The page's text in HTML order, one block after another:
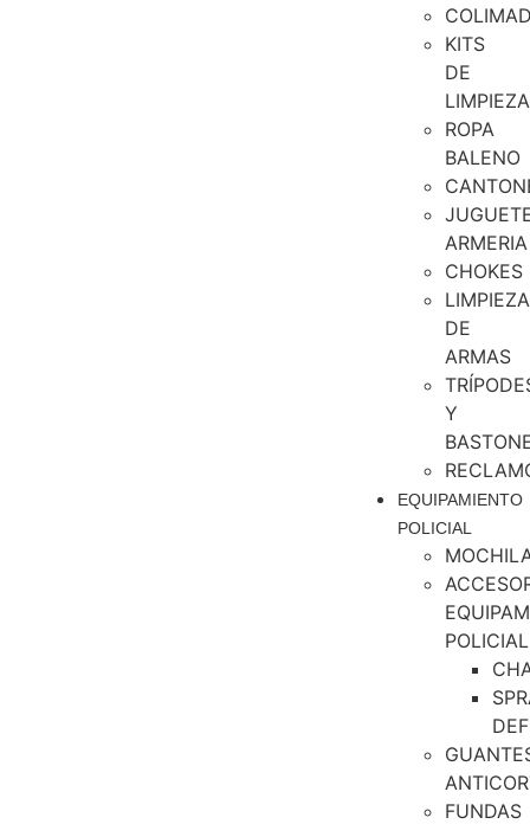
KITS
DE
LIMPIEZA
ROPA
BALENO
ARMERIA
CHOKES
LIMPIEZA
DE
ARMAS
Y
EQUIPAMIENTO
POLICIAL
POLICIAL
FUNDAS